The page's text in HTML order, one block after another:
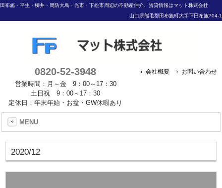
田布施・平生・柳井・周防大島・光市・下松市周辺の不動産仲介、賃貸情報はマット株式会社
山口県熊毛郡田布施町大字下田布施704-1
0820-52-3948
営業時間：月～金 9：00～17：30
土日祝 9：00～17：30
定休日：年末年始・お盆・GW休暇あり
会社概要 お問い合わせ
MENU
2020/12